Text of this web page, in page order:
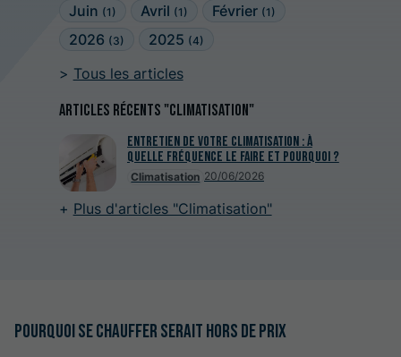
Juin (1) Avril (1) Février (1)
2026 (3) 2025 (4)
Tous les articles
Articles récents "Climatisation"
Climatisation 20/06/2026
Entretien de votre climatisation : à
quelle fréquence le faire et pourquoi ?
Plus d'articles "Climatisation"
Pourquoi se chauffer serait hors de prix